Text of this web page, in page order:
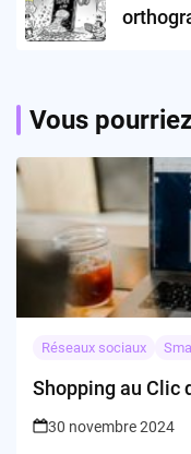
Vous
Réseaux sociaux
Shopping au Clic
30 novembre 2024